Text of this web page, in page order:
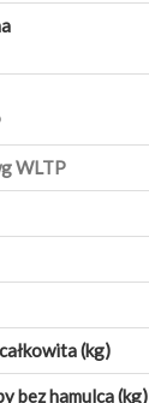
WLTP
(kg)
bez hamulca (kg)